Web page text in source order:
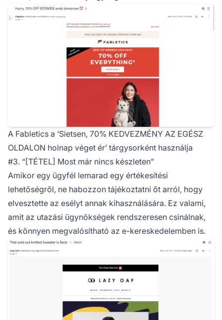
A Fabletics a ‘Sietsen, 70% KEDVEZMÉNY AZ EGÉSZ
OLDALON holnap véget ér’ tárgysorként használja
#3. “[TÉTEL] Most már nincs készleten”
Amikor egy ügyfél lemarad egy értékesítési
lehetőségről, ne habozzon tájékoztatni őt arról, hogy
elvesztette az esélyt annak kihasználására. Ez valami,
amit az utazási ügynökségek rendszeresen csinálnak,
és könnyen megvalósítható az e-kereskedelemben is.